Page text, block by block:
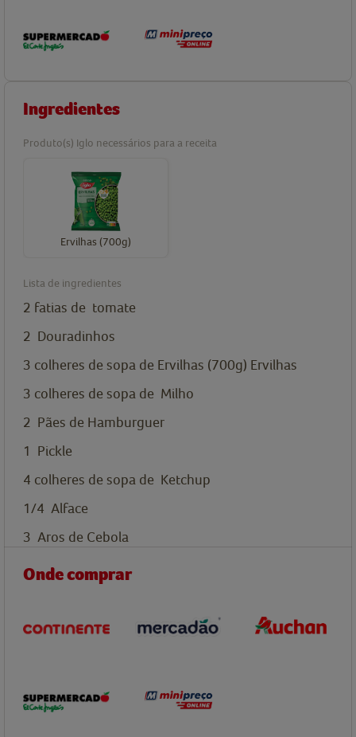
Ingredientes
Produto(s) Iglo necessários para a receita
Ervilhas (700g)
Lista de ingredientes
2 fatias de tomate
2 Douradinhos
3 colheres de sopa de Ervilhas (700g) Ervilhas
3 colheres de sopa de Milho
2 Pães de Hamburguer
1 Pickle
4 colheres de sopa de Ketchup
1/4 Alface
3 Aros de Cebola
Onde comprar